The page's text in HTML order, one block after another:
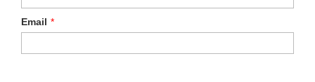
Email *